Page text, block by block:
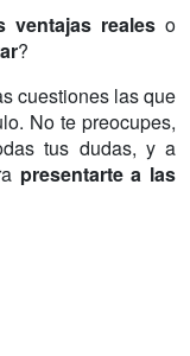
ventajas realeso
?
cuestiones las que
No te preocupes,
tus dudas, y a
presentarte a las